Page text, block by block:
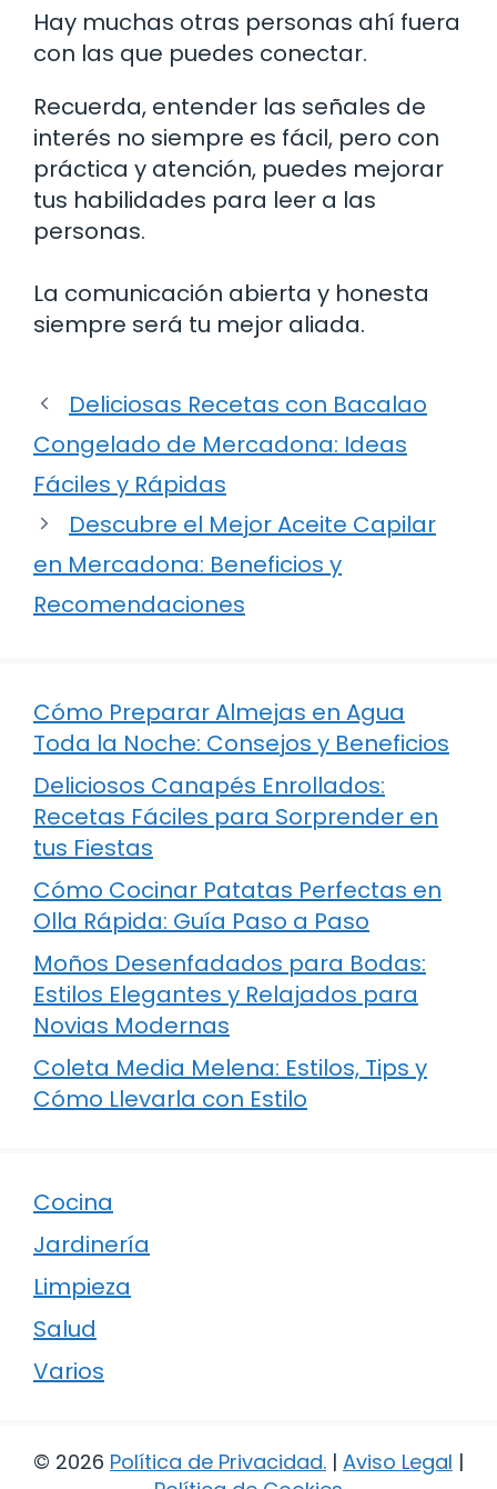
Hay muchas otras personas ahí fuera
con las que puedes conectar.
Recuerda, entender las señales de
interés no siempre es fácil, pero con
práctica y atención, puedes mejorar
tus habilidades para leer a las
personas.
La comunicación abierta y honesta
siempre será tu mejor aliada.
Deliciosas Recetas con Bacalao
Congelado de Mercadona: Ideas
Fáciles y Rápidas
Descubre el Mejor Aceite Capilar
en Mercadona: Beneficios y
Recomendaciones
Cómo Preparar Almejas en Agua
Toda la Noche: Consejos y Beneficios
Deliciosos Canapés Enrollados:
Recetas Fáciles para Sorprender en
tus Fiestas
Cómo Cocinar Patatas Perfectas en
Olla Rápida: Guía Paso a Paso
Moños Desenfadados para Bodas:
Estilos Elegantes y Relajados para
Novias Modernas
Coleta Media Melena: Estilos, Tips y
Cómo Llevarla con Estilo
Cocina
Jardinería
Limpieza
Salud
Varios
© 2026 Política de Privacidad. | Aviso Legal |